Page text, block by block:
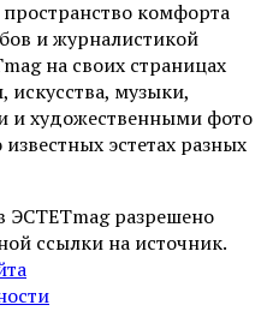
комфорта
и журналистикой
на своих страницах
искусства, музыки,
и художественными фото
эстетах разных
ЭСТЕТmag разрешено
ссылки на источник.